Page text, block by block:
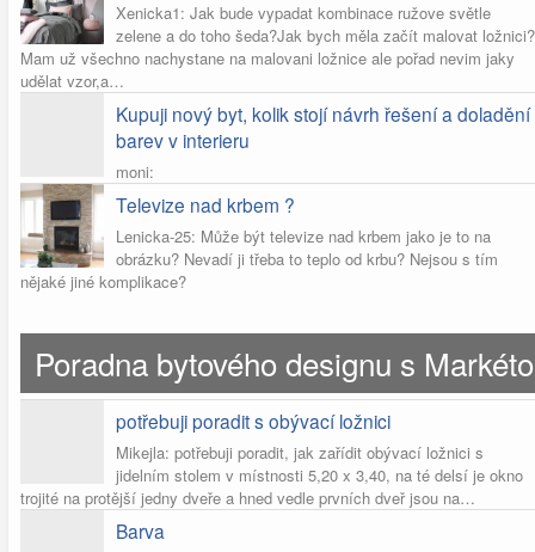
Xenicka1: Jak bude vypadat kombinace ružove světle
zelene a do toho šeda?Jak bych měla začít malovat ložnici?
Mam už všechno nachystane na malovani ložnice ale pořad nevim jaky
udělat vzor,a…
Kupuji nový byt, kolik stojí návrh řešení a doladění
barev v interieru
moni:
Televize nad krbem ?
Lenicka-25: Může být televize nad krbem jako je to na
obrázku? Nevadí ji třeba to teplo od krbu? Nejsou s tím
nějaké jiné komplikace?
Poradna bytového designu s
potřebuji poradit s obývací ložnici
Mikejla: potřebuji poradit, jak zařídit obývací ložnici s
jidelním stolem v místnosti 5,20 x 3,40, na té delsí je okno
trojité na protější jedny dveře a hned vedle prvních dveř jsou na…
Barva